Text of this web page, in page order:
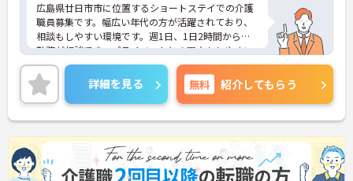
広島県廿日市市に位置するショートステイでの介護
職員募集です。幅広い年代の方が活躍されており、
相談もしやすい環境です。週1日、1日2時間からの
勤務が相談でき、プライベートとの両立もしやすい
です。介護系の資格がない方もチャレンジいただけ
ます。ご興味のある方には、面接対策ポイントな
ど、さらに詳細をお話しいたしますので、お気軽に
ご相談ください。
詳細を見る 無料 紹介してもらう